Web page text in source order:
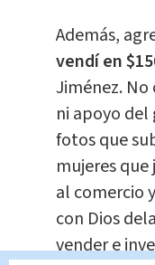
Además,
vendí en
Jiménez.
ni apoyo del
fotos que
mujeres
al comercio
con Dios
vender e